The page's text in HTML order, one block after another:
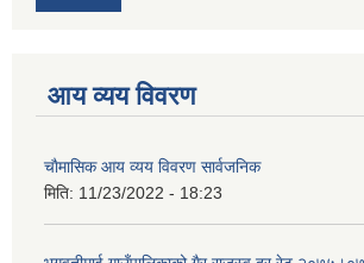
आय व्यय विवरण
चाैमासिक आय व्यय विवरण सार्वजनिक
मिति: 11/23/2022 - 18:23